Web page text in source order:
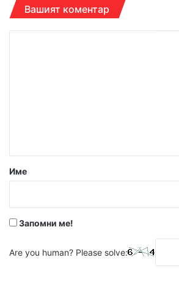
Вашият коментар
р
Име
Запомни ме!
Are you human? Please solve: